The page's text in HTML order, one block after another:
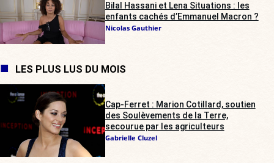
Bilal Hassani et Lena Situations : les
enfants cachés d’Emmanuel Macron ?
Nicolas Gauthier
LES PLUS LUS DU MOIS
Cap-Ferret : Marion Cotillard, soutien
des Soulèvements de la Terre,
secourue par les agriculteurs
Gabrielle Cluzel